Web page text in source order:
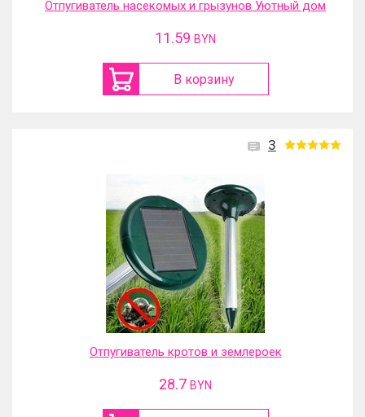
Отпугиватель насекомых и грызунов Уютный дом
11.59 BYN
В корзину
3
Отпугиватель кротов и землероек
28.7 BYN